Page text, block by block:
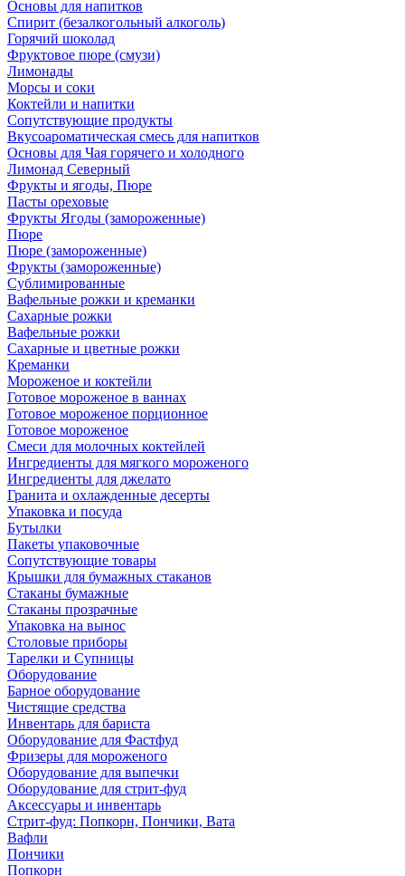
Основы для напитков
Спирит (безалкогольный алкоголь)
Горячий шоколад
Фруктовое пюре (смузи)
Лимонады
Морсы и соки
Коктейли и напитки
Сопутствующие продукты
Вкусоароматическая смесь для напитков
Основы для Чая горячего и холодного
Лимонад Северный
Фрукты и ягоды, Пюре
Пасты ореховые
Фрукты Ягоды (замороженные)
Пюре
Пюре (замороженные)
Фрукты (замороженные)
Сублимированные
Вафельные рожки и креманки
Сахарные рожки
Вафельные рожки
Сахарные и цветные рожки
Креманки
Мороженое и коктейли
Готовое мороженое в ваннах
Готовое мороженое порционное
Готовое мороженое
Смеси для молочных коктейлей
Ингредиенты для мягкого мороженого
Ингредиенты для джелато
Гранита и охлажденные десерты
Упаковка и посуда
Бутылки
Пакеты упаковочные
Сопутствующие товары
Крышки для бумажных стаканов
Стаканы бумажные
Стаканы прозрачные
Упаковка на вынос
Столовые приборы
Тарелки и Супницы
Оборудование
Барное оборудование
Чистящие средства
Инвентарь для бариста
Оборудование для Фастфуд
Фризеры для мороженого
Оборудование для выпечки
Оборудование для стрит-фуд
Аксессуары и инвентарь
Стрит-фуд: Попкорн, Пончики, Вата
Вафли
Пончики
Попкорн